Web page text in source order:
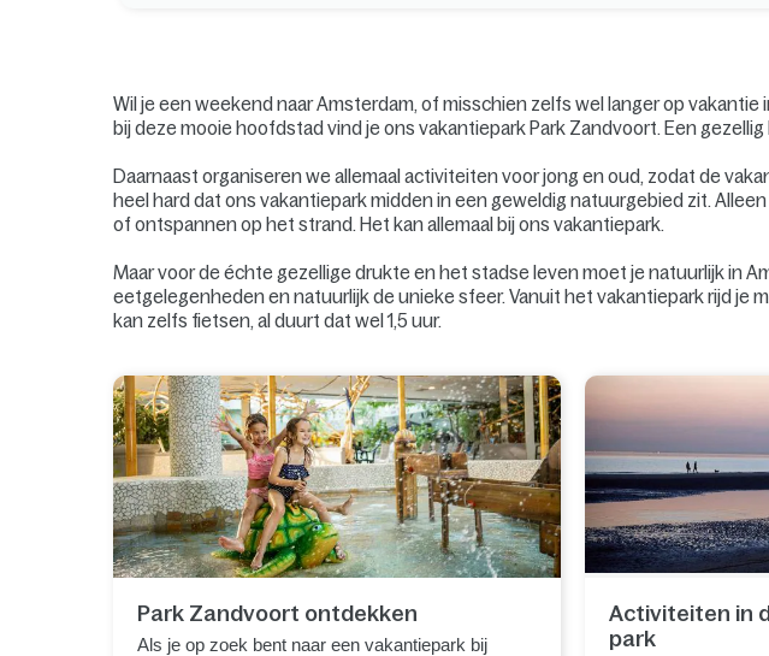
Wil je een weekend naar Amsterdam, of misschien zelfs wel langer op
bij deze mooie hoofdstad vind je ons vakantiepark Park Zandvoort. Een
Daarnaast organiseren we allemaal activiteiten voor jong en oud, zodat de
heel hard dat ons vakantiepark midden in een geweldig natuurgebied zit.
of ontspannen op het strand. Het kan allemaal bij ons vakantiepark.
Maar voor de échte gezellige drukte en het stadse leven moet je natuurlijk in
eetgelegenheden en natuurlijk de unieke sfeer. Vanuit het vakantiepark rijd je
kan zelfs fietsen, al duurt dat wel 1,5 uur.
Park Zandvoort ontdekken
Als je op zoek bent naar een vakantiepark bij
Activiteiten in
park